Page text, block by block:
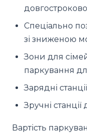
Спеціально
зі зниженою
Зони для
паркування
Зарядні
Зручні станції
Вартість